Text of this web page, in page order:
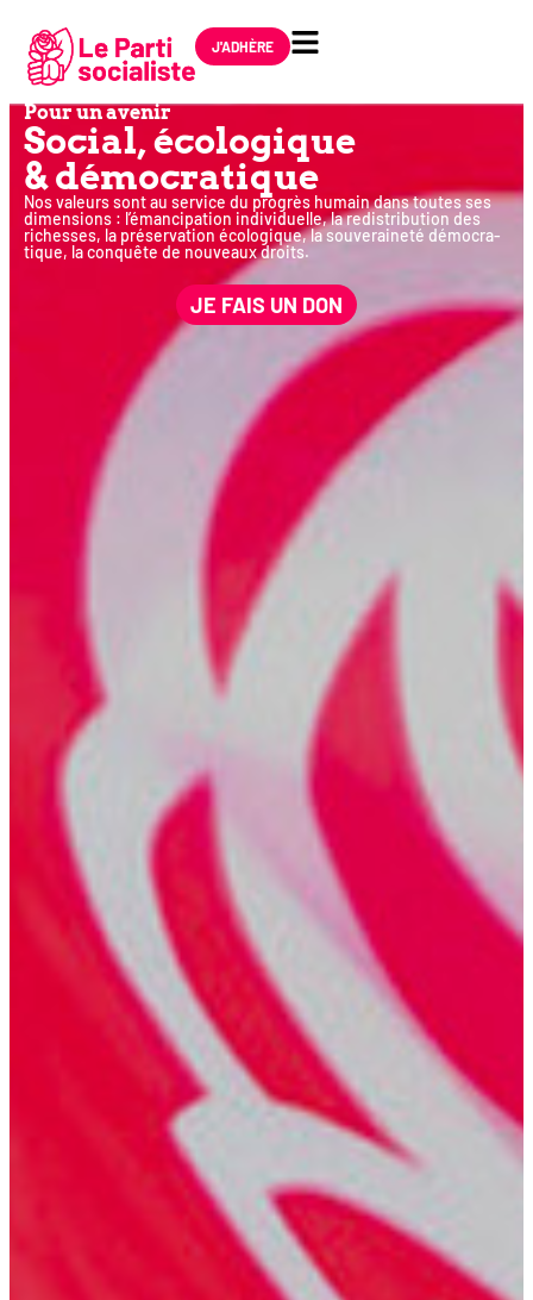
J'ADHÈRE
Pour un avenir
Social, éco­lo­gique
& démocratique
Nos valeurs sont au ser­vice du pro­grès humain dans toutes ses
dimen­sions : l’émancipation indi­vi­duelle, la redis­tri­bu­tion des
richesses, la pré­ser­va­tion éco­lo­gique, la sou­ve­rai­ne­té démo­cra­
tique, la conquête de nou­veaux droits.
JE FAIS UN DON